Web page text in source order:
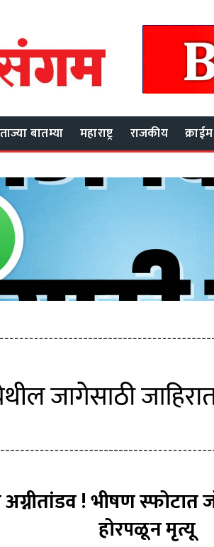
ताज्या बातम्या महाराष्ट्र राजकीय क्राईम
अग्नीतांडव ! भीषण स्फोटात
होरपळून मृत्यू